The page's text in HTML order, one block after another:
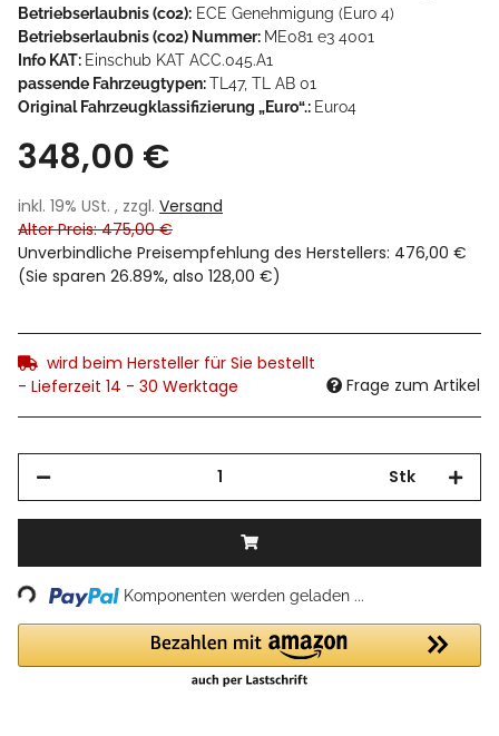
Betriebserlaubnis (co2): ECE Genehmigung (Euro 4)
Betriebserlaubnis (co2) Nummer: ME081 e3 4001
Info KAT: Einschub KAT ACC.045.A1
passende Fahrzeugtypen:TL47, TL AB 01
Original Fahrzeugklassifizierung „Euro“.: Euro4
348,00 €
inkl. 19% USt. , zzgl. Versand
Alter Preis: 475,00 €
Unverbindliche Preisempfehlung des Herstellers: 476,00 €
(Sie sparen 26.89%, also 128,00 €)
wird beim Hersteller für Sie bestellt
- Lieferzeit 14 - 30 Werktage
Frage zum Artikel
Stk
Loading... Komponenten werden geladen ...